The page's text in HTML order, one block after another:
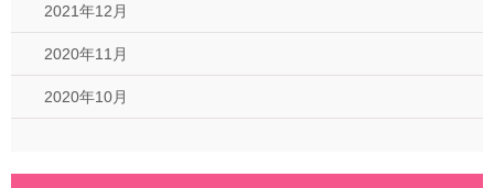
2021年12月
2020年11月
2020年10月